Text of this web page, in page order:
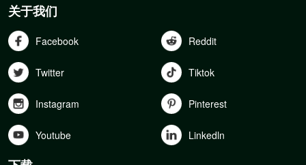
关于我们
Facebook Reddit
Twitter Tiktok
Instagram Pinterest
Youtube Linkedln